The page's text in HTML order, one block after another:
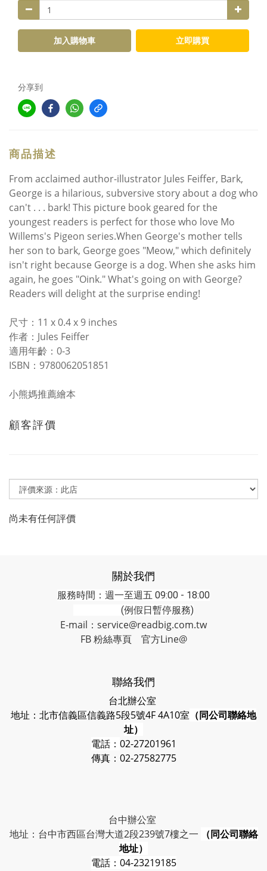
加入購物車 立即購買
分享到
商品描述
From acclaimed author-illustrator Jules Feiffer, Bark,
George is a hilarious, subversive story about a dog who
can't . . . bark! This picture book geared for the
youngest readers is perfect for those who love Mo
Willems's Pigeon series.When George's mother tells
her son to bark, George goes "Meow," which definitely
isn't right because George is a dog. When she asks him
again, he goes "Oink." What's going on with George?
Readers will delight at the surprise ending!
尺寸：11 x 0.4 x 9 inches
作者：Jules Feiffer
適用年齡：0-3
ISBN：9780062051851
小熊媽推薦繪本
顧客評價
尚未有任何評價
關於我們
服務時間：週一至週五 09:00 - 18:00
(例假日暫停服務)
E-mail：service@readbig.com.tw
FB 粉絲專頁
官方Line@
聯絡我們
台北辦公室
地址：北市信義區信義路5段5號4F 4A10室 （同公司聯絡地
址）
電話： 02-27201961
傳真：02-27582775
台中辦公室
地址：台中市西區台灣大道2段239號7樓之一
（同公司聯絡
地址）
電話： 04-23219185